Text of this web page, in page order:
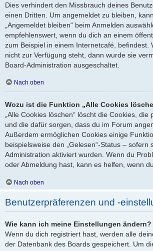
Dies verhindert den Missbrauch deines
einen Dritten. Um angemeldet zu bleiben,
„Angemeldet bleiben“ beim Anmelden
empfehlenswert, wenn du dich an einem
zum Beispiel in einem Internetcafé, befindest.
nicht zur Verfügung steht, dann wurde sie
Board-Administration ausgeschaltet.
Nach oben
Wozu ist die Funktion „Alle Cookies
„Alle Cookies löschen“ löscht die Cookies, die
und die dafür sorgen, dass du im Forum
Außerdem ermöglichen Cookies einige
beispielsweise den „Gelesen“-Status – sofern
Administration aktiviert wurden. Wenn du
oder Abmeldung hast, kann es helfen, wenn
Nach oben
Benutzerpräferenzen und -
Wie kann ich meine Einstellungen ändern?
Wenn du dich registriert hast, werden alle
der Datenbank des Boards gespeichert. Um